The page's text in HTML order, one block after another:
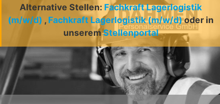
Alternative Stellen: Fachkraft Lagerlogistik
(m/w/d) , Fachkraft Lagerlogistik (m/w/d)oder in
unseremStellenportal